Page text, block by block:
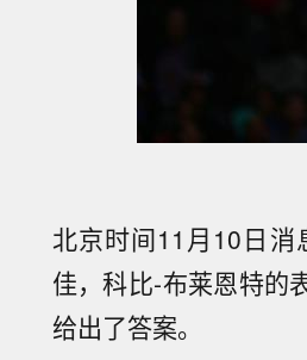
北京时间11月10日消
佳，科比-布莱恩特的
给出了答案。